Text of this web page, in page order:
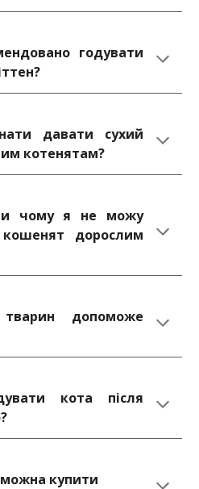
годувати
давати сухий
котенятам?
чому я не можу
дорослим
допоможе
кота після
можна купити